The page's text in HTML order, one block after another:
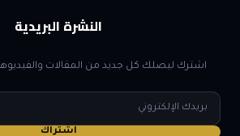
النشرة البريدية
اشترك ليصلك كل جديد من المقالات
البريد
الإلكتروني
اشتراك